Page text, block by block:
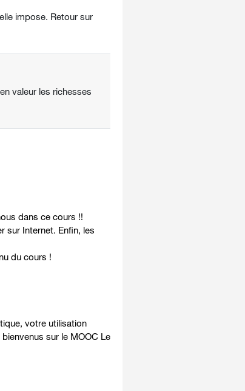
impose. Retour sur
valeur les richesses
dans ce cours !!
sur Internet. Enfin, les
du cours !
votre utilisation
sur le MOOC Le